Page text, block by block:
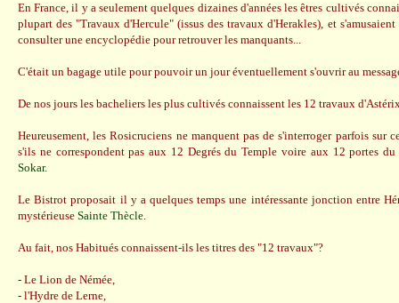
En France, il y a seulement quelques dizaines d'années les êtres cultivés
plupart des "Travaux d'Hercule" (issus des travaux d'Herakles), et s'amusaient
consulter une encyclopédie pour retrouver les manquants...
C'était un bagage utile pour pouvoir un jour éventuellement s'ouvrir au
De nos jours les bacheliers les plus cultivés connaissent les 12 travaux
Heureusement, les Rosicruciens ne manquent pas de s'interroger parfois sur
s'ils ne correspondent pas aux 12 Degrés du Temple voire aux 12 portes
Sokar.
Le Bistrot proposait il y a quelques temps une intéressante jonction entre
mystérieuse Sainte Thècle.
Au fait, nos Habitués connaissent-ils les titres des "12 travaux"?
- Le Lion de Némée,
- l'Hydre de Lerne,